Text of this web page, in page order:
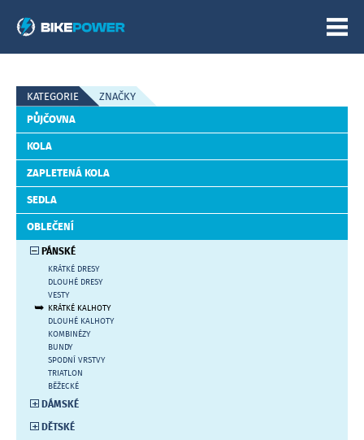
O NÁS
KATEGORIE
ZNAČKY
PŮJČOVNA
KOLA
ZAPLETENÁ KOLA
SEDLA
OBLEČENÍ
PÁNSKÉ
KRÁTKÉ DRESY
DLOUHÉ DRESY
VESTY
KRÁTKÉ KALHOTY
DLOUHÉ KALHOTY
KOMBINÉZY
BUNDY
SPODNÍ VRSTVY
TRIATLON
BĚŽECKÉ
DÁMSKÉ
DĚTSKÉ